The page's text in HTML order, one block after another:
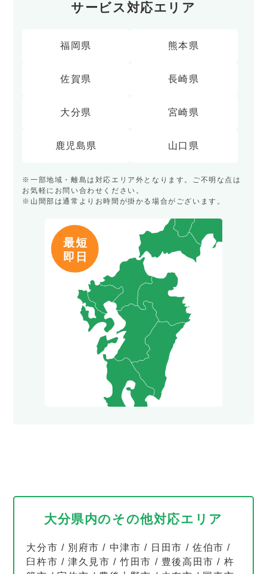
サービス対応エリア
福岡県 熊本県
佐賀県 長崎県
大分県 宮崎県
鹿児島県 山口県
※一部地域・離島は対応エリア外となります。ご不明な点は
お気軽にお問い合わせください。
※山間部は通常よりお時間が掛かる場合がございます。
大分県内のその他対応エリア
大分市 / 別府市 / 中津市 / 日田市 / 佐伯市 /
臼杵市 /津久見市 /竹田市 / 豊後高田市 / 杵